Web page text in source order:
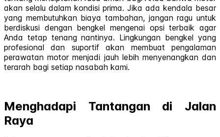
akan selalu dalam kondisi prima. Jika ada kendala besar
yang membutuhkan biaya tambahan, jangan ragu untuk
berdiskusi dengan bengkel mengenai opsi terbaik agar
Anda tetap tenang nantinya. Lingkungan bengkel yang
profesional dan suportif akan membuat pengalaman
perawatan motor menjadi jauh lebih menyenangkan dan
terarah bagi setiap nasabah kami.
Menghadapi Tantangan di Jalan
Raya